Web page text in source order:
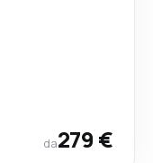
da279 €